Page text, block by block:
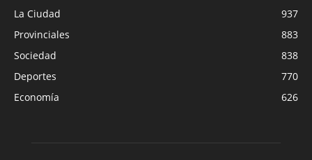
La Ciudad
937
Provinciales
883
Sociedad
838
Deportes
770
Economía
626